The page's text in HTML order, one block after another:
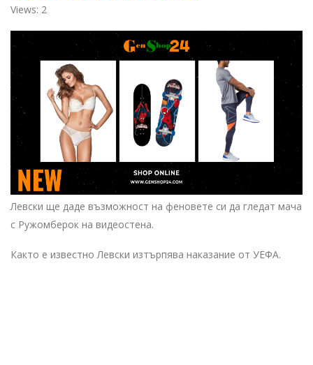
Views: 2
Левски ще даде възможност на феновете си да гледат мача
с Ружомберок на видеостена.
Както е известно Левски изтърпява наказание от УЕФА.